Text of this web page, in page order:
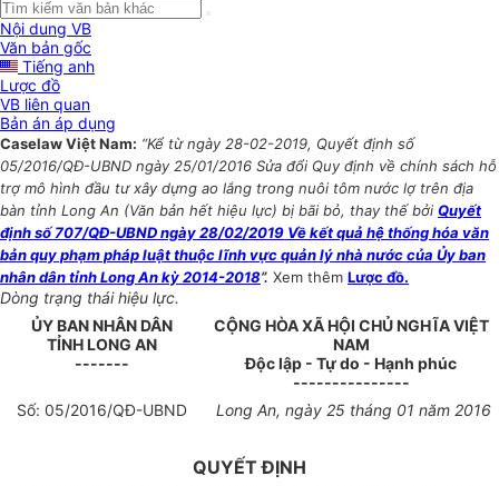
Nội dung VB
Văn bản gốc
Tiếng anh
Lược đồ
VB liên quan
Bản án áp dụng
Caselaw Việt Nam: “Kể từ ngày 28-02-2019, Quyết định số
05/2016/QĐ-UBND ngày 25/01/2016 Sửa đổi Quy định về chính sách hỗ
trợ mô hình đầu tư xây dựng ao lắng trong nuôi tôm nước lợ trên địa
bàn tỉnh Long An (Văn bản hết hiệu lực) bị bãi bỏ, thay thế bởi Quyết
định số 707/QĐ-UBND ngày 28/02/2019 Về kết quả hệ thống hóa văn
bản quy phạm pháp luật thuộc lĩnh vực quản lý nhà nước của Ủy ban
nhân dân tỉnh Long An kỳ 2014-2018”. Xem thêm Lược đồ.
Dòng trạng thái hiệu lực.
ỦY BAN NHÂN DÂN
TỈNH LONG AN
-------
CỘNG HÒA XÃ HỘI CHỦ NGHĨA VIỆT
NAM
Độc lập - Tự do - Hạnh phúc
---------------
Số: 05/2016/QĐ-UBND Long An, ngày 25 tháng 01 năm 2016
QUYẾT ĐỊNH